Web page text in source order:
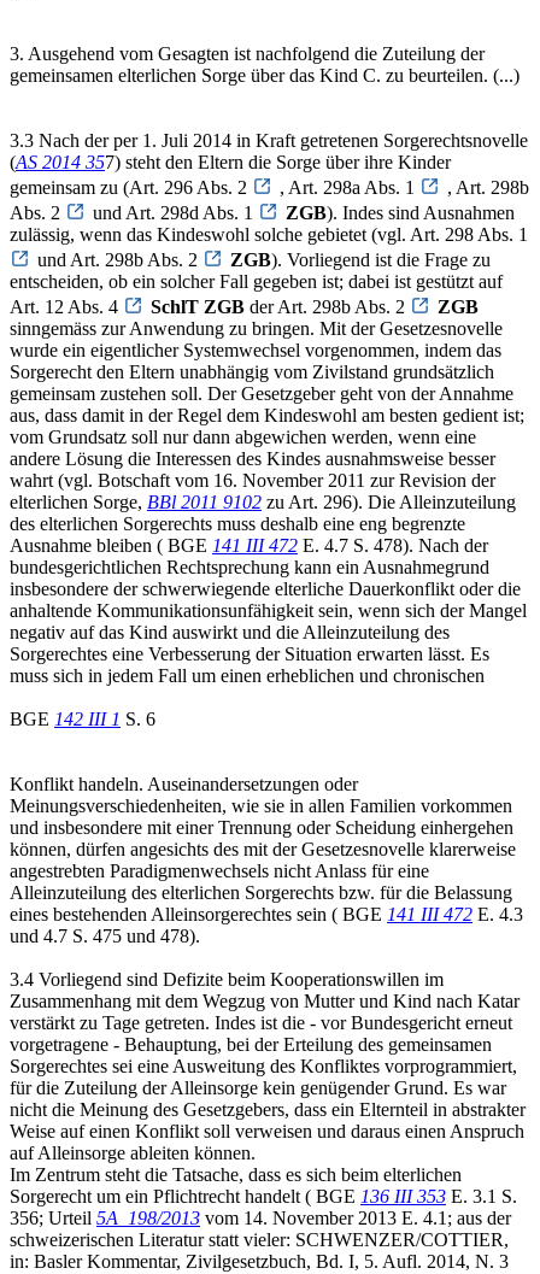
3. Ausgehend vom Gesagten ist nachfolgend die Zuteilung der
gemeinsamen elterlichen Sorge über das Kind C. zu beurteilen. (...)
3.3 Nach der per 1. Juli 2014 in Kraft getretenen Sorgerechtsnovelle
(AS 2014 357) steht den Eltern die Sorge über ihre Kinder
gemeinsam zu (Art. 296 Abs. 2
, Art. 298a Abs. 1
, Art. 298b
Abs. 2
und Art. 298d Abs. 1 ZGB). Indes sind Ausnahmen
zulässig, wenn das Kindeswohl solche gebietet (vgl. Art. 298 Abs. 1
und Art. 298b Abs. 2
ZGB). Vorliegend ist die Frage zu
entscheiden, ob ein solcher Fall gegeben ist; dabei ist gestützt auf
Art. 12 Abs. 4
SchlT ZGB der Art. 298b Abs. 2
ZGB
sinngemäss zur Anwendung zu bringen. Mit der Gesetzesnovelle
wurde ein eigentlicher Systemwechsel vorgenommen, indem das
Sorgerecht den Eltern unabhängig vom Zivilstand grundsätzlich
gemeinsam zustehen soll. Der Gesetzgeber geht von der Annahme
aus, dass damit in der Regel dem Kindeswohl am besten gedient ist;
vom Grundsatz soll nur dann abgewichen werden, wenn eine
andere Lösung die Interessen des Kindes ausnahmsweise besser
wahrt (vgl. Botschaft vom 16. November 2011 zur Revision der
elterlichen Sorge, BBl 2011 9102 zu Art. 296). Die Alleinzuteilung
des elterlichen Sorgerechts muss deshalb eine eng begrenzte
Ausnahme bleiben ( BGE 141 III 472 E. 4.7 S. 478). Nach der
bundesgerichtlichen Rechtsprechung kann ein Ausnahmegrund
insbesondere der schwerwiegende elterliche Dauerkonflikt oder die
anhaltende Kommunikationsunfähigkeit sein, wenn sich der Mangel
negativ auf das Kind auswirkt und die Alleinzuteilung des
Sorgerechtes eine Verbesserung der Situation erwarten lässt. Es
muss sich in jedem Fall um einen erheblichen und chronischen
BGE 142 III 1 S. 6
Konflikt handeln. Auseinandersetzungen oder
Meinungsverschiedenheiten, wie sie in allen Familien vorkommen
und insbesondere mit einer Trennung oder Scheidung einhergehen
können, dürfen angesichts des mit der Gesetzesnovelle klarerweise
angestrebten Paradigmenwechsels nicht Anlass für eine
Alleinzuteilung des elterlichen Sorgerechts bzw. für die Belassung
eines bestehenden Alleinsorgerechtes sein ( BGE 141 III 472 E. 4.3
und 4.7 S. 475 und 478).
3.4 Vorliegend sind Defizite beim Kooperationswillen im
Zusammenhang mit dem Wegzug von Mutter und Kind nach Katar
verstärkt zu Tage getreten. Indes ist die - vor Bundesgericht erneut
vorgetragene - Behauptung, bei der Erteilung des gemeinsamen
Sorgerechtes sei eine Ausweitung des Konfliktes vorprogrammiert,
für die Zuteilung der Alleinsorge kein genügender Grund. Es war
nicht die Meinung des Gesetzgebers, dass ein Elternteil in abstrakter
Weise auf einen Konflikt soll verweisen und daraus einen Anspruch
auf Alleinsorge ableiten können.
Im Zentrum steht die Tatsache, dass es sich beim elterlichen
Sorgerecht um ein Pflichtrecht handelt ( BGE 136 III 353 E. 3.1 S.
356; Urteil 5A_198/2013 vom 14. November 2013 E. 4.1; aus der
schweizerischen Literatur statt vieler: SCHWENZER/COTTIER,
in: Basler Kommentar, Zivilgesetzbuch, Bd. I, 5. Aufl. 2014, N. 3